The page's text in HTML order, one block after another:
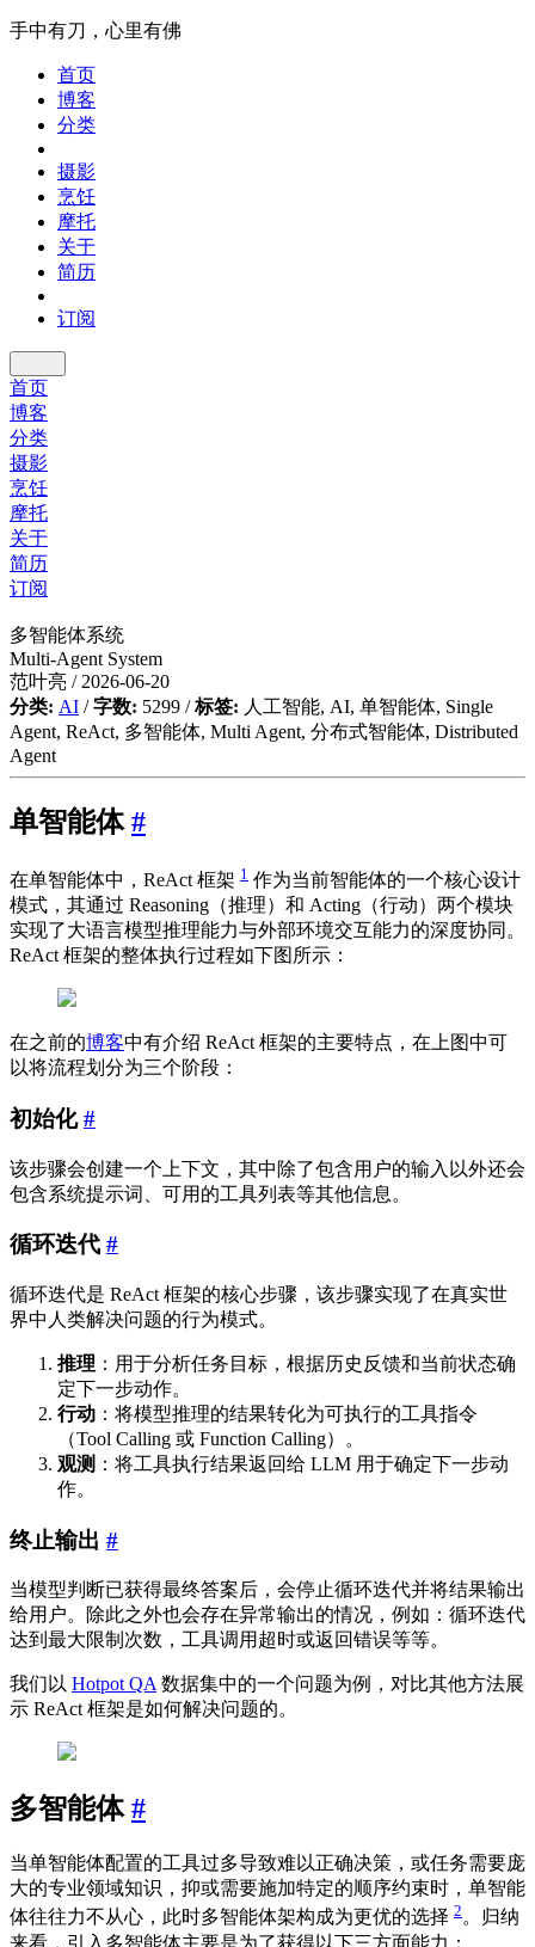
手中有刀，心里有佛
首页
博客
分类
摄影
烹饪
摩托
关于
简历
订阅
首页
博客
分类
摄影
烹饪
摩托
关于
简历
订阅
多智能体系统
Multi-Agent System
范叶亮 / 2026-06-20
分类: AI /字数: 5299 /标签: 人工智能, AI, 单智能体, Single
Agent, ReAct, 多智能体, Multi Agent, 分布式智能体, Distributed
Agent
单智能体#
在单智能体中，ReAct 框架 1 作为当前智能体的一个核心设计
模式，其通过 Reasoning（推理）和 Acting（行动）两个模块
实现了大语言模型推理能力与外部环境交互能力的深度协同。
ReAct 框架的整体执行过程如下图所示：
在之前的博客中有介绍 ReAct 框架的主要特点，在上图中可
以将流程划分为三个阶段：
初始化#
该步骤会创建一个上下文，其中除了包含用户的输入以外还会
包含系统提示词、可用的工具列表等其他信息。
循环迭代 #
循环迭代是 ReAct 框架的核心步骤，该步骤实现了在真实世
界中人类解决问题的行为模式。
推理 ：用于分析任务目标，根据历史反馈和当前状态确
定下一步动作。
行动 ：将模型推理的结果转化为可执行的工具指令
（Tool Calling 或 Function Calling）。
观测 ：将工具执行结果返回给 LLM 用于确定下一步动
作。
终止输出 #
当模型判断已获得最终答案后，会停止循环迭代并将结果输出
给用户。除此之外也会存在异常输出的情况，例如：循环迭代
达到最大限制次数，工具调用超时或返回错误等等。
我们以 Hotpot QA数据集中的一个问题为例，对比其他方法展
示 ReAct 框架是如何解决问题的。
多智能体#
当单智能体配置的工具过多导致难以正确决策，或任务需要庞
大的专业领域知识，抑或需要施加特定的顺序约束时，单智能
体往往力不从心，此时多智能体架构成为更优的选择 2。归纳
来看，引入多智能体主要是为了获得以下三方面能力：